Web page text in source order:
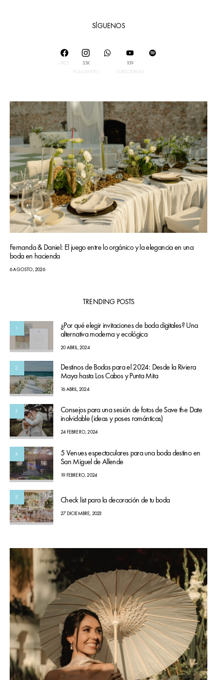
SÍGUENOS
LIKES
33K
FOLLOWERS
109
SUBSCRIBERS
Fernanda & Daniel: El juego entre lo orgánico y la elegancia en una
boda en hacienda
6 AGOSTO, 2026
TRENDING POSTS
1
¿Por qué elegir invitaciones de boda digitales? Una
alternativa moderna y ecológica
20 ABRIL, 2024
2
Destinos de Bodas para el 2024: Desde la Riviera
Maya hasta Los Cabos y Punta Mita
16 ABRIL, 2024
3
Consejos para una sesión de fotos de Save the Date
inolvidable (ideas y poses románticas)
24 FEBRERO, 2024
4
5 Venues espectaculares para una boda destino en
San Miguel de Allende
19 FEBRERO, 2024
5 Check list para la decoración de tu boda
27 DICIEMBRE, 2023